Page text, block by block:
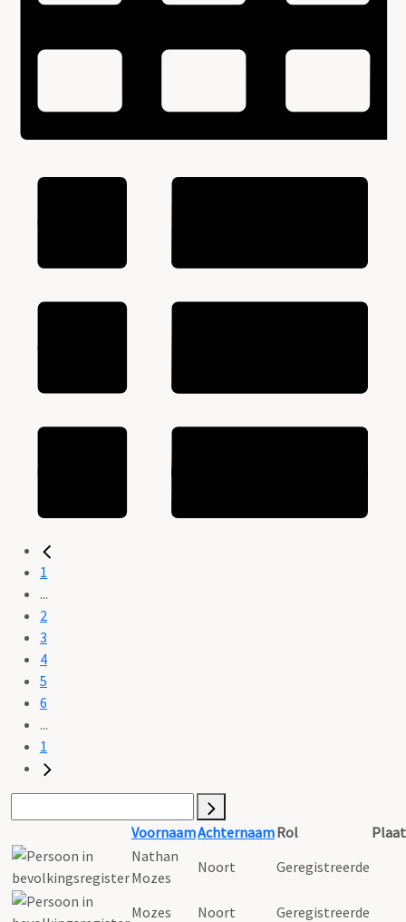
1
...
2
3
4
5
6
...
1
VoornaamAchternaamRol
Nathan
Mozes
Noort Geregistreerde
Mozes Noort Geregistreerde